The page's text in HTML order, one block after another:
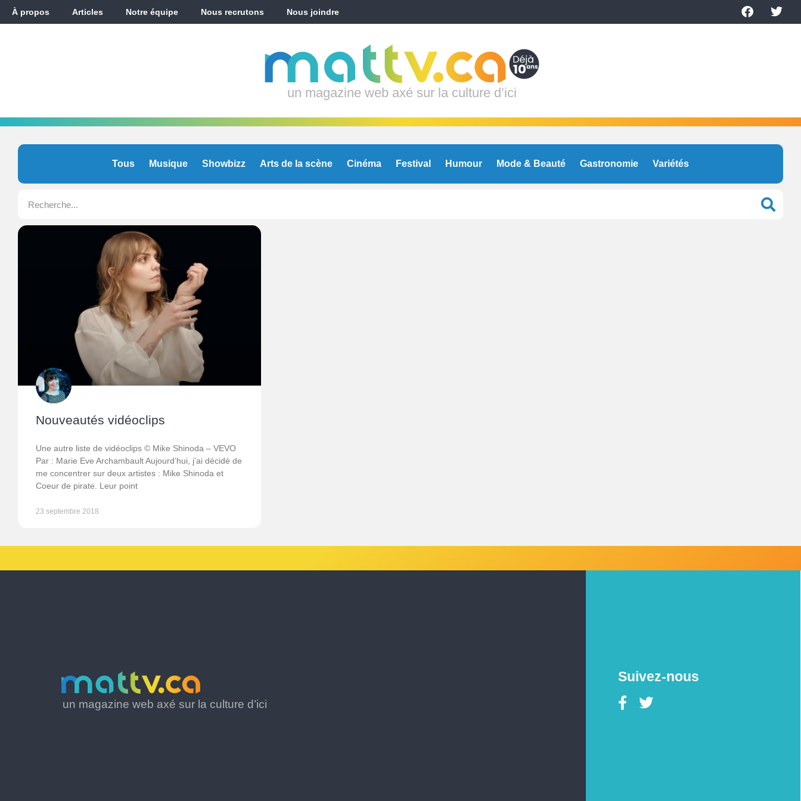
À propos Articles Notre équipe Nous recrutons Nous joindre
un magazine web axé sur la culture d’ici
Tous Musique Showbizz Arts de la scène Cinéma Festival Humour Mode & Beauté Gastronomie Variétés
Nouveautés vidéoclips
Une autre liste de vidéoclips © Mike Shinoda – VEVO
Par : Marie Eve Archambault Aujourd’hui, j’ai décidé de
me concentrer sur deux artistes : Mike Shinoda et
Coeur de pirate. Leur point
23 septembre 2018
un magazine web axé sur la culture d’ici
Suivez-nous